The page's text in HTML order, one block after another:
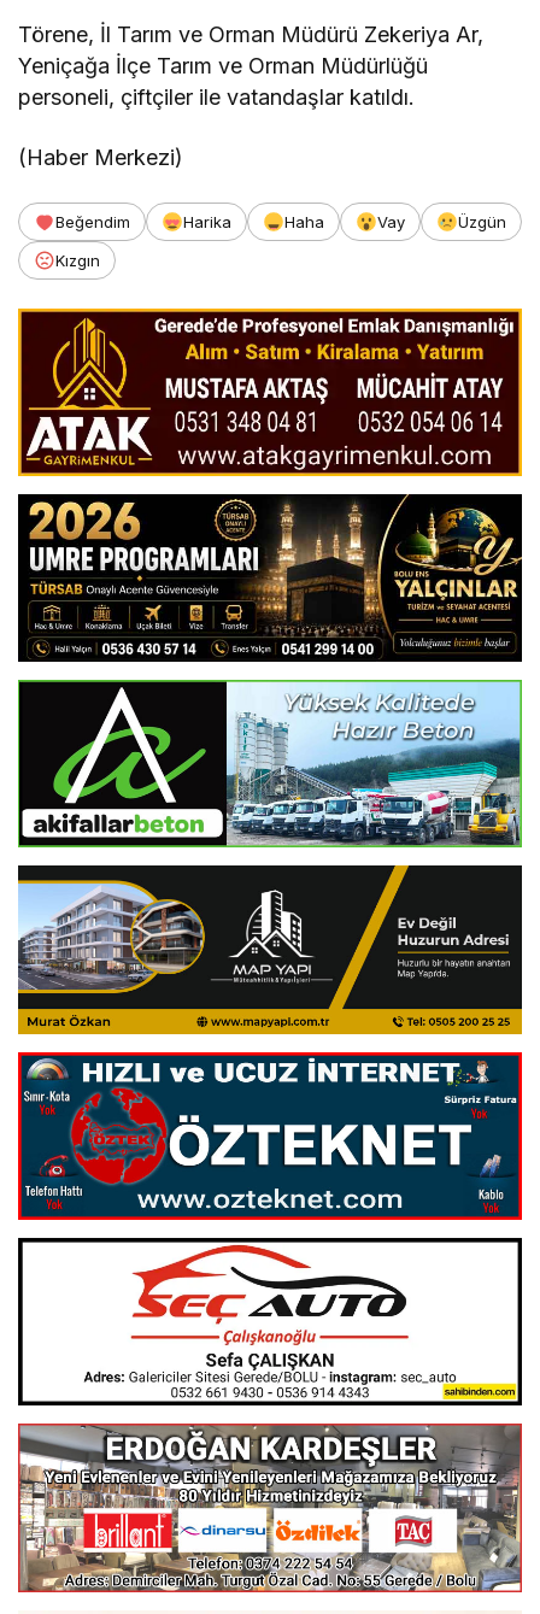
Törene, İl Tarım ve Orman Müdürü Zekeriya Ar,
Yeniçağa İlçe Tarım ve Orman Müdürlüğü
personeli, çiftçiler ile vatandaşlar katıldı.
(Haber Merkezi)
Beğendim Harika Haha Vay
Üzgün
Kızgın